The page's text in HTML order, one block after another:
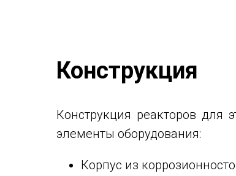
Конструкция
Конструкция реакторов для
элементы оборудования:
Корпус из